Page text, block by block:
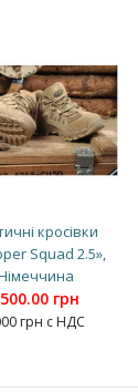
кросівки
Squad 2.5»,
грн
грн с НДС